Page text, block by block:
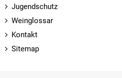
Jugendschutz
Weinglossar
Kontakt
Sitemap